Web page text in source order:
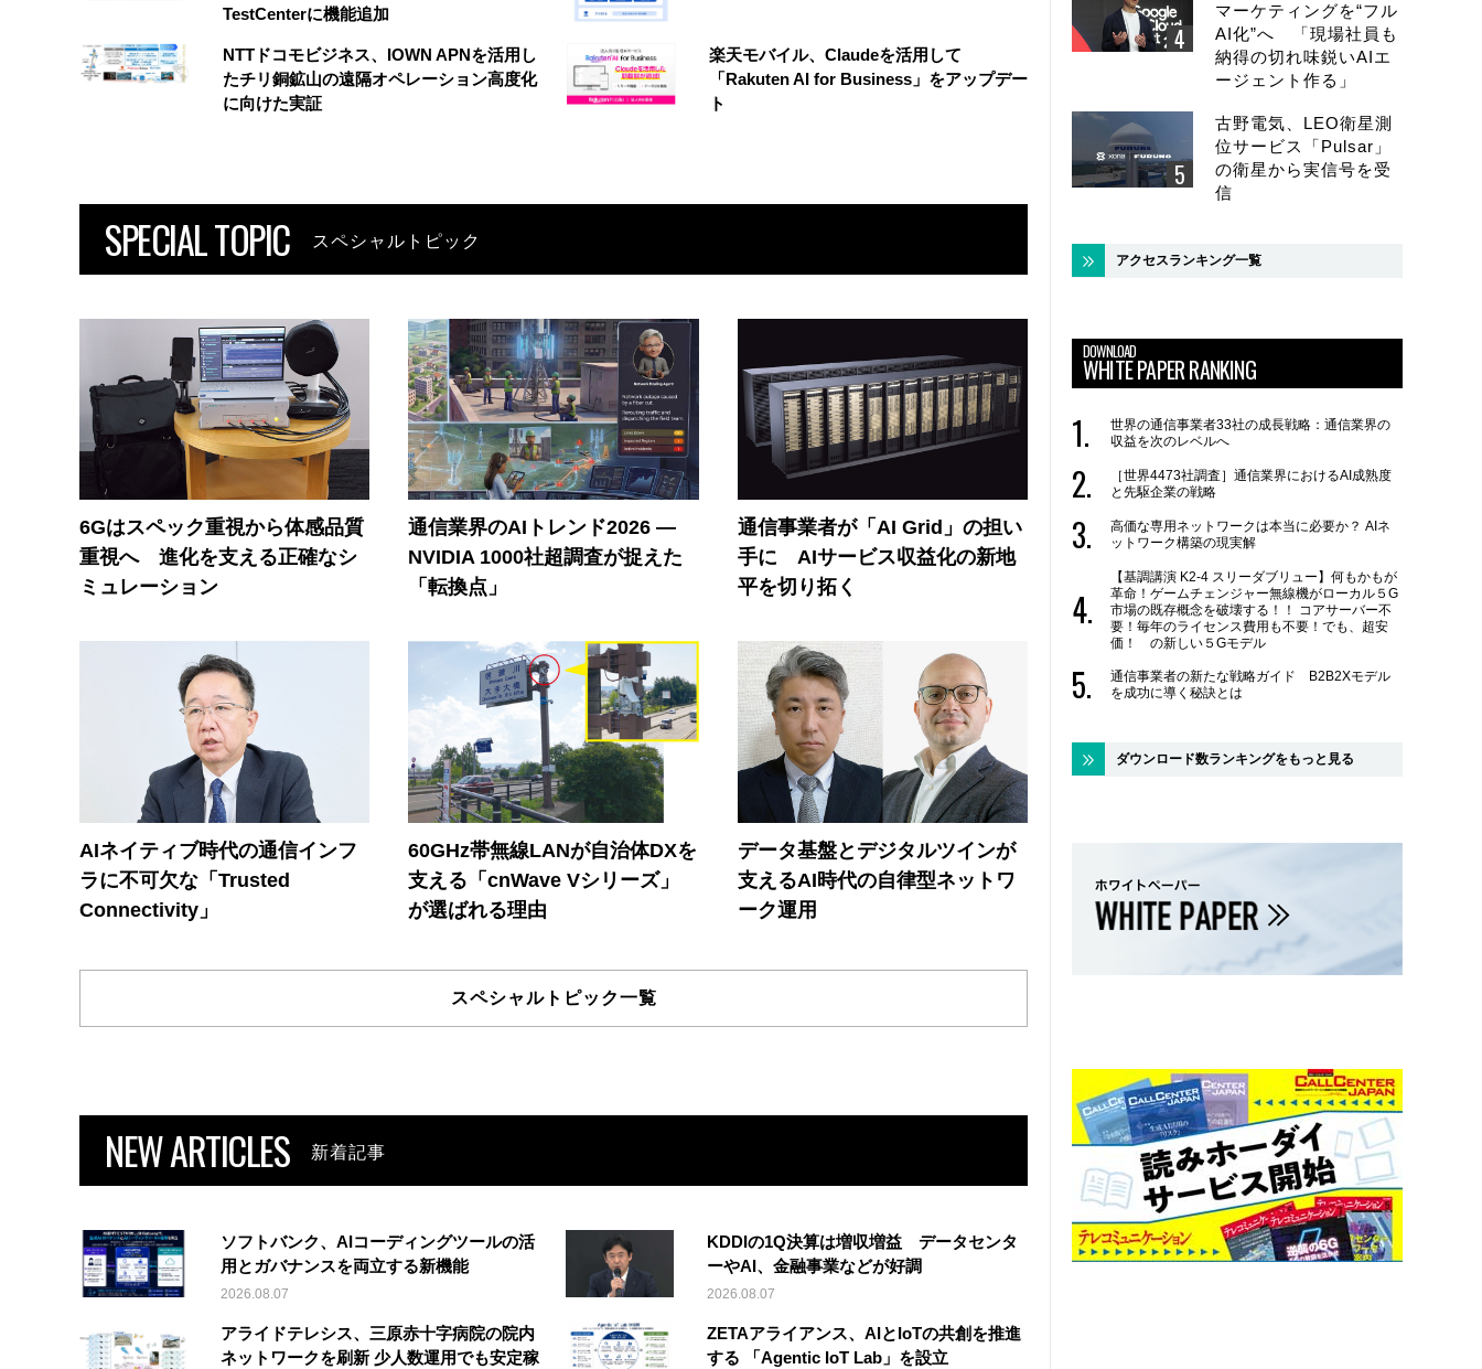
TestCenterに機能追加
NTTドコモビジネス、IOWN APNを活用し
たチリ銅鉱山の遠隔オペレーション高度化
に向けた実証
楽天モバイル、Claudeを活用して
「Rakuten AI for Business」をアップデー
ト
SPECIAL TOPIC スペシャルトピック
6Gはスペック重視から体感品質
重視へ 進化を支える正確なシ
ミュレーション
通信業界のAIトレンド2026 ―
NVIDIA 1000社超調査が捉えた
「転換点」
通信事業者が「AI Grid」の担い
手に AIサービス収益化の新地
平を切り拓く
AIネイティブ時代の通信インフ
ラに不可欠な「Trusted
Connectivity」
60GHz帯無線LANが自治体DXを
支える「cnWave Vシリーズ」
が選ばれる理由
データ基盤とデジタルツインが
支えるAI時代の自律型ネットワ
ーク運用
スペシャルトピック一覧
NEW ARTICLES 新着記事
ソフトバンク、AIコーディングツールの活
用とガバナンスを両立する新機能
2026.08.07
KDDIの1Q決算は増収増益 データセンタ
ーやAI、金融事業などが好調
2026.08.07
アライドテレシス、三原赤十字病院の院内
ネットワークを刷新 少人数運用でも安定稼
ZETAアライアンス、AIとIoTの共創を推進
する 「Agentic IoT Lab」を設立
マーケティングを“フル
AI化”へ 「現場社員も
納得の切れ味鋭いAIエ
ージェント作る」
古野電気、LEO衛星測
位サービス「Pulsar」
の衛星から実信号を受
信
アクセスランキング一覧
DOWNLOAD
WHITE PAPER RANKING
世界の通信事業者33社の成長戦略：通信業界の
収益を次のレベルへ
［世界4473社調査］通信業界におけるAI成熟度
と先駆企業の戦略
高価な専用ネットワークは本当に必要か？ AIネ
ットワーク構築の現実解
【基調講演 K2-4 スリーダブリュー】何もかもが
革命！ゲームチェンジャー無線機がローカル５G
市場の既存概念を破壊する！！ コアサーバー不
要！毎年のライセンス費用も不要！でも、超安
価！ の新しい５Gモデル
通信事業者の新たな戦略ガイド B2B2Xモデル
を成功に導く秘訣とは
ダウンロード数ランキングをもっと見る